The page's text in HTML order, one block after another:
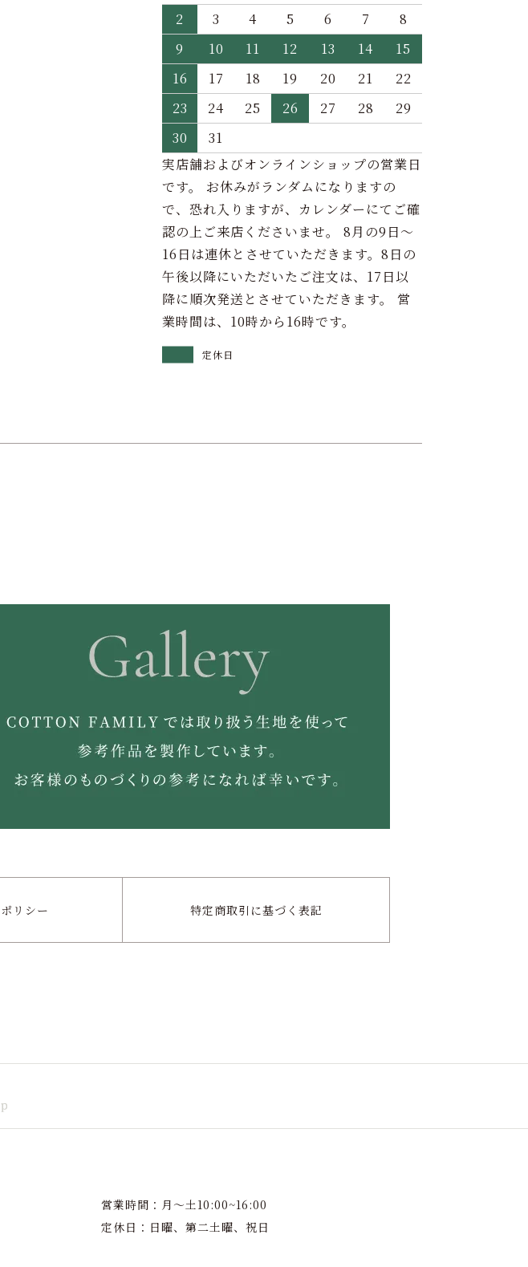
2
3 4 5 6 7
8
9
10 11 12 13 14
15
16
17 18 19 20 21
22
23
24 25 26 27 28
29
30
31
実店舗およびオンラインショップの営業日
です。 お休みがランダムになりますの
で、恐れ入りますが、カレンダーにてご確
認の上ご来店くださいませ。 8月の9日～
16日は連休とさせていただきます。8日の
午後以降にいただいたご注文は、17日以
降に順次発送とさせていただきます。 営
業時間は、10時から16時です。
定休日
ポリシー 特定商取引に基づく表記
営業時間：月〜土10:00~16:00
定休日：日曜、第二土曜、祝日